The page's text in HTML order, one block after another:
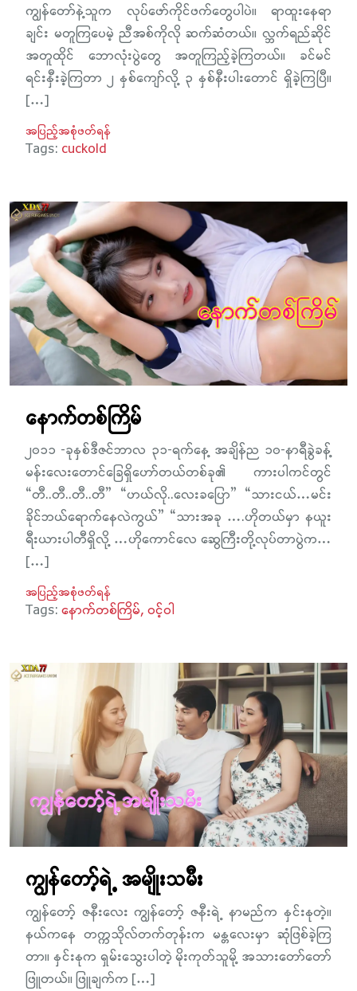
ကျွန်တော်နဲ့သူက လုပ်ဖော်ကိုင်ဖက်တွေပါပဲ။ ရာထူးနေရာ
ချင်း မတူကြပေမဲ့ ညီအစ်ကိုလို ဆက်ဆံတယ်။ လ္ဘက်ရည်ဆိုင်
အတူထိုင် ဘောလုံးပွဲတွေ အတူကြည့်ခဲ့ကြတယ်။ ခင်မင်
ရင်းနှီးခဲ့ကြတာ ၂ နှစ်ကျော်လို့ ၃ နှစ်နီးပါးတောင် ရှိခဲ့ကြပြီ။
[…]
အပြည့်အစုံဖတ်ရန်
Tags: cuckold
နောက်တစ်ကြိမ်
၂၀၁၁ -ခုနှစ်ဒီဇင်ဘာလ ၃၁-ရက်နေ့ အချိန်ည ၁၀-နာရီခွဲခန့်
မန်းလေးတောင်ခြေရှိဟော်တယ်တစ်ခု၏ ကားပါကင်တွင်
“တီ..တီ..တီ..တီ” “ဟယ်လို..လေးခပြော” “သားငယ်…မင်း
ခိုင်ဘယ်ရောက်နေလဲကွယ်” “သားအခု ….ဟိုတယ်မှာ နယူး
ရီးယားပါတီရှိလို့ …ဟိုကောင်လေ ဆွေကြီးတို့လုပ်တာပွဲက…
[…]
အပြည့်အစုံဖတ်ရန်
Tags:နောက်တစ်ကြိမ် ဝင့်ဝါ
ကျွန်တော့်ရဲ့ အမျိုးသမီး
ကျွန်တော့် ဇနီးလေး ကျွန်တော့် ဇနီးရဲ့ နာမည်က နှင်းနုတဲ့။
နယ်ကနေ တက္ကသိုလ်တက်တုန်းက မန္တလေးမှာ ဆုံဖြစ်ခဲ့ကြ
တာ။ နှင်းနုက ရှမ်းသွေးပါတဲ့ မိုးကုတ်သူမို့ အသားတော်တော်
ဖြူတယ်။ ဖြူချက်က […]